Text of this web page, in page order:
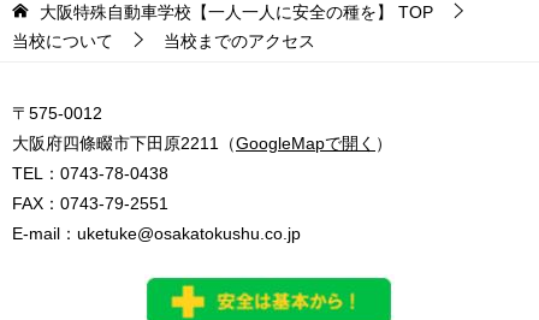
大阪特殊自動車学校【一人一人に安全の種を】
TOP
当校について
当校までのアクセス
〒575-0012
大阪府四條畷市下田原2211（GoogleMapで開く ）
TEL： 0743-78-0438
FAX：0743-79-2551
E-mail： uketuke@osakatokushu.co.jp